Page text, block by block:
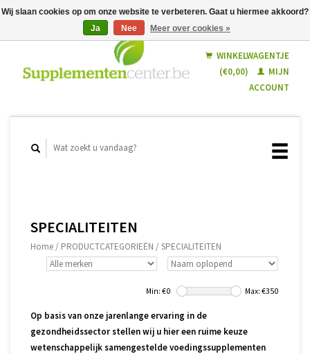
Nederlands
WINKELWAGENTJE
(€0,00)
MIJN
ACCOUNT
SPECIALITEITEN
Home / PRODUCTCATEGORIEËN /SPECIALITEITEN
Min: €0 Max: €350
Op basis van onze jarenlange ervaring in de
gezondheidssector stellen wij u hier een ruime keuze
wetenschappelijk samengestelde voedingssupplementen
Wij slaan cookies op om onze website te verbeteren. Gaat u hiermee akkoord?
Ja
Nee Meer over cookies »